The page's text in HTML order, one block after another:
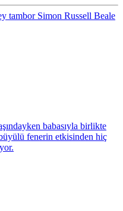
tambor Simon Russell Beale
babasıyla birlikte
fenerin etkisinden hiç